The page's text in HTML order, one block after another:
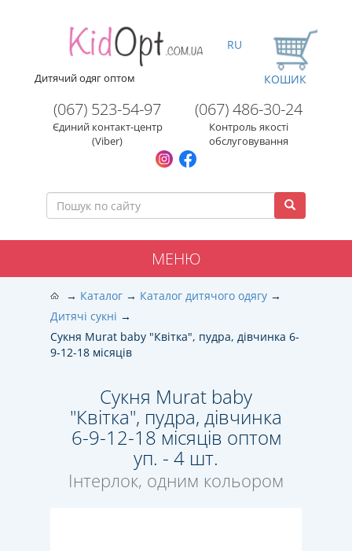
Дитячий одяг оптом
(067) 523-54-97
Єдиний контакт-центр
(Viber)
(067) 486-30-24
Контроль якості
обслуговування
RU
КОШИК
МЕНЮ
Каталог
Каталог дитячого одягу
Дитячі сукні
Сукня Murat baby "Квітка", пудра, дівчинка 6-
9-12-18 місяців
Сукня Murat baby
"Квітка", пудра, дівчинка
6-9-12-18 місяців оптом
уп. - 4 шт.
Інтерлок, одним кольором